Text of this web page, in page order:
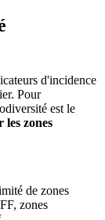
d'incidence
Pour
est le
zones
de zones
zones